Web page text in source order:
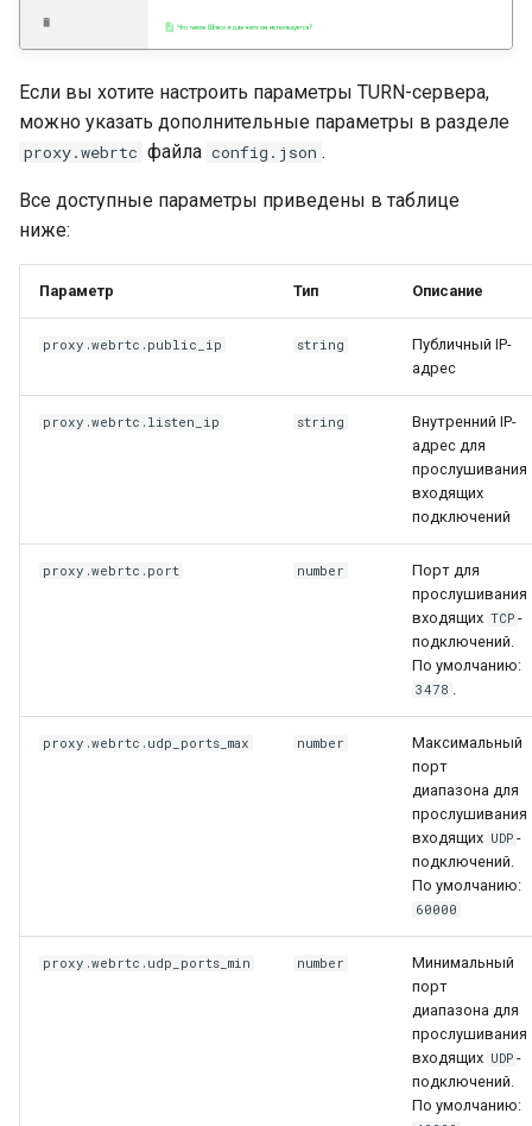
Если вы хотите настроить параметры TURN-сервера,
можно указать дополнительные параметры в разделе
proxy.webrtc файла config.json .
Все доступные параметры приведены в таблице
ниже:
Параметр Тип Описание
proxy.webrtc.public_ip string
Публичный IP-
адрес
proxy.webrtc.listen_ip string
Внутренний IP-
адрес для
прослушивания
входящих
подключений
proxy.webrtc.port number
Порт для
прослушивания
входящих TCP -
подключений.
По умолчанию:
3478
proxy.webrtc.udp_ports_max number
Максимальный
порт
диапазона для
прослушивания
входящих UDP -
подключений.
По умолчанию:
60000
proxy.webrtc.udp_ports_min number
Минимальный
порт
диапазона для
прослушивания
входящих UDP -
подключений.
По умолчанию: